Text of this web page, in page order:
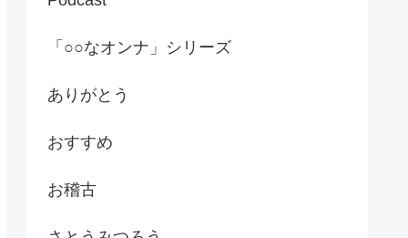
「○○なオンナ」シリーズ
ありがとう
おすすめ
お稽古